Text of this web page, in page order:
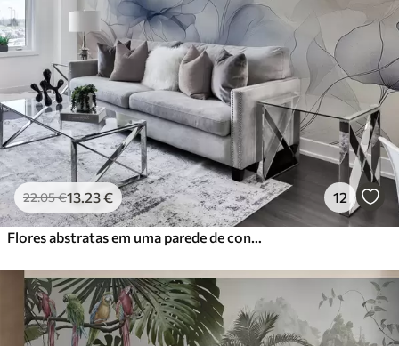
22.05€13.23€ 12